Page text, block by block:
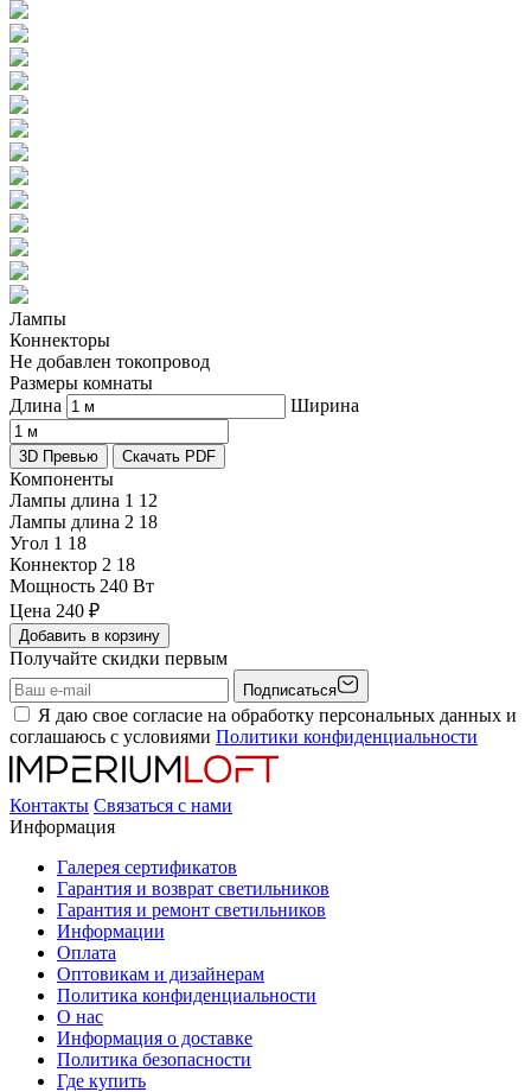
Лампы
Коннекторы
Не добавлен токопровод
Размеры комнаты
Длина
Ширина
3D Превью Скачать PDF
Компоненты
Лампы длина 1 12
Лампы длина 2 18
Угол 1 18
Коннектор 2 18
Мощность 240 Вт
Цена 240 ₽
Добавить в корзину
Получайте скидки первым
Подписаться
Я даю свое согласие на обработку персональных данных и
соглашаюсь с условиями Политики конфиденциальности
Контакты Связаться с нами
Информация
Галерея сертификатов
Гарантия и возврат светильников
Гарантия и ремонт светильников
Информации
Оплата
Оптовикам и дизайнерам
Политика конфиденциальности
О нас
Информация о доставке
Политика безопасности
Где купить